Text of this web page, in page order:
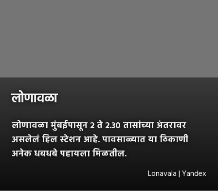
लोणावळा
लोणावळा मुंबईपासून २ ते २.३० तासांच्या अंतरावर
असलेलं हिल स्टेशन आहे. पावसाळ्यात या ठिकाणी
अनेक धबधबे पहायला मिळतील.
Lonavala | Yandex